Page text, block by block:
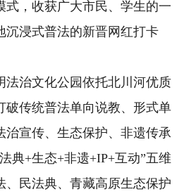
式，收获广大市民、学生的一
沉浸式普法的新晋网红打卡
治文化公园依托北川河优质
破传统普法单向说教、形式单
治宣传、生态保护、非遗传承
典+生态+非遗+IP+互动”五维
、民法典、青藏高原生态保护